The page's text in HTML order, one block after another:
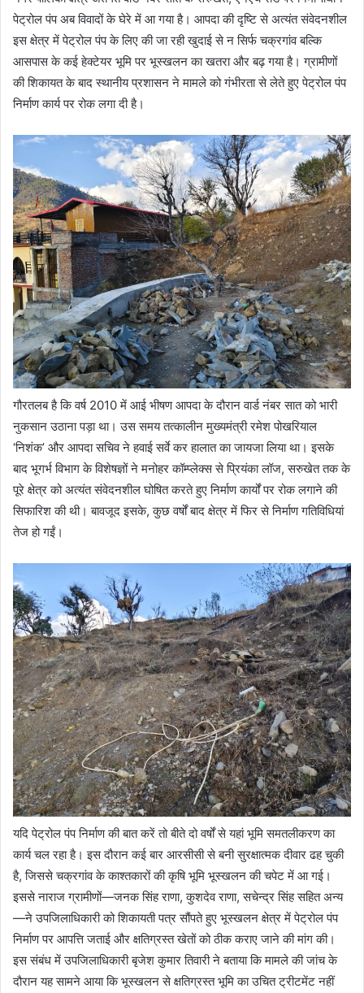
पेट्रोल पंप अब विवादों के घेरे में आ गया है। आपदा की दृष्टि से अत्यंत संवेदनशील
इस क्षेत्र में पेट्रोल पंप के लिए की जा रही खुदाई से न सिर्फ चक्रगांव बल्कि
आसपास के कई हेक्टेयर भूमि पर भूस्खलन का खतरा और बढ़ गया है। ग्रामीणों
की शिकायत के बाद स्थानीय प्रशासन ने मामले को गंभीरता से लेते हुए पेट्रोल पंप
निर्माण कार्य पर रोक लगा दी है।
गौरतलब है कि वर्ष 2010 में आई भीषण आपदा के दौरान वार्ड नंबर सात को भारी
नुकसान उठाना पड़ा था। उस समय तत्कालीन मुख्यमंत्री रमेश पोखरियाल
‘निशंक’ और आपदा सचिव ने हवाई सर्वे कर हालात का जायजा लिया था। इसके
बाद भूगर्भ विभाग के विशेषज्ञों ने मनोहर कॉम्प्लेक्स से प्रियंका लॉज, सरुखेत तक के
पूरे क्षेत्र को अत्यंत संवेदनशील घोषित करते हुए निर्माण कार्यों पर रोक लगाने की
सिफारिश की थी। बावजूद इसके, कुछ वर्षों बाद क्षेत्र में फिर से निर्माण गतिविधियां
तेज हो गईं।
यदि पेट्रोल पंप निर्माण की बात करें तो बीते दो वर्षों से यहां भूमि समतलीकरण का
कार्य चल रहा है। इस दौरान कई बार आरसीसी से बनी सुरक्षात्मक दीवार ढह चुकी
है, जिससे चक्रगांव के काश्तकारों की कृषि भूमि भूस्खलन की चपेट में आ गई।
इससे नाराज ग्रामीणों—जनक सिंह राणा, कुशदेव राणा, सचेन्द्र सिंह सहित अन्य
—ने उपजिलाधिकारी को शिकायती पत्र सौंपते हुए भूस्खलन क्षेत्र में पेट्रोल पंप
निर्माण पर आपत्ति जताई और क्षतिग्रस्त खेतों को ठीक कराए जाने की मांग की।
इस संबंध में उपजिलाधिकारी बृजेश कुमार तिवारी ने बताया कि मामले की जांच के
दौरान यह सामने आया कि भूस्खलन से क्षतिग्रस्त भूमि का उचित ट्रीटमेंट नहीं